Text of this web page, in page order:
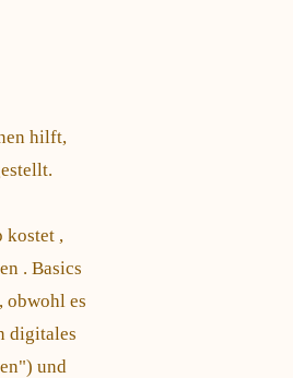
hilft,
kostet ,
. Basics
obwohl es
digitales
und